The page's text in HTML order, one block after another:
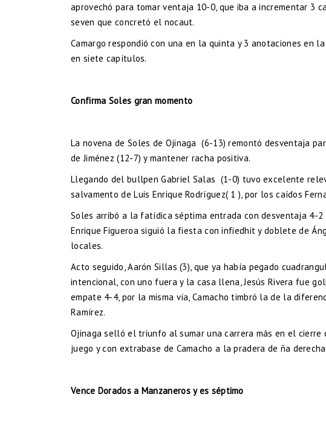
aprovechó para tomar ventaja 10-0, que iba a incrementar 3
seven que concretó el nocaut.
Camargo respondió con una en la quinta y 3 anotaciones en
en siete capítulos.
Confirma Soles gran momento
La novena de Soles de Ojinaga (6-13) remontó desventaja
de Jiménez (12-7) y mantener racha positiva.
Llegando del bullpen Gabriel Salas (1-0) tuvo excelente
salvamento de Luis Enrique Rodríguez( 1 ), por los caídos
Soles arribó a la fatídica séptima entrada con desventaja 4-
Enrique Figueroa siguió la fiesta con infiedhit y doblete de
locales.
Acto seguido, Aarón Sillas (3), que ya había pegado
intencional, con uno fuera y la casa llena, Jesús Rivera fue
empate 4-4, por la misma vía, Camacho timbró la de la
Ramírez.
Ojinaga selló el triunfo al sumar una carrera más en el cierre
juego y con extrabase de Camacho a la pradera de ña
Vence Dorados a Manzaneros y es séptimo